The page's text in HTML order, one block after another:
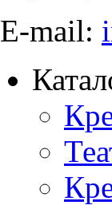
E-mail: